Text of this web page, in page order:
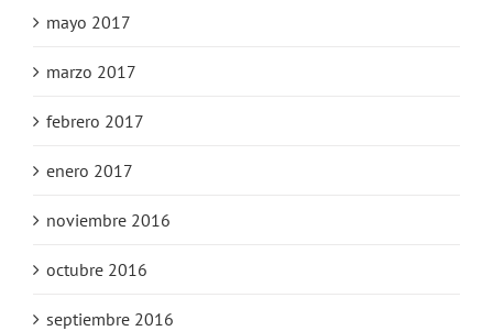
mayo 2017
marzo 2017
febrero 2017
enero 2017
noviembre 2016
octubre 2016
septiembre 2016